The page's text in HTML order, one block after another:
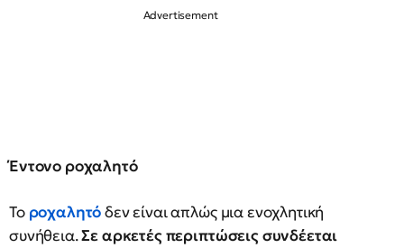
Έντονο ροχαλητό
Το ροχαλητόδεν είναι απλώς μια ενοχλητική
συνήθεια.Σε αρκετές περιπτώσεις συνδέεται